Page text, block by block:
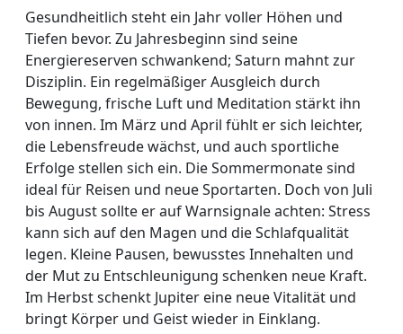
Gesundheitlich steht ein Jahr voller Höhen und
Tiefen bevor. Zu Jahresbeginn sind seine
Energiereserven schwankend; Saturn mahnt zur
Disziplin. Ein regelmäßiger Ausgleich durch
Bewegung, frische Luft und Meditation stärkt ihn
von innen. Im März und April fühlt er sich leichter,
die Lebensfreude wächst, und auch sportliche
Erfolge stellen sich ein. Die Sommermonate sind
ideal für Reisen und neue Sportarten. Doch von Juli
bis August sollte er auf Warnsignale achten: Stress
kann sich auf den Magen und die Schlafqualität
legen. Kleine Pausen, bewusstes Innehalten und
der Mut zu Entschleunigung schenken neue Kraft.
Im Herbst schenkt Jupiter eine neue Vitalität und
bringt Körper und Geist wieder in Einklang.